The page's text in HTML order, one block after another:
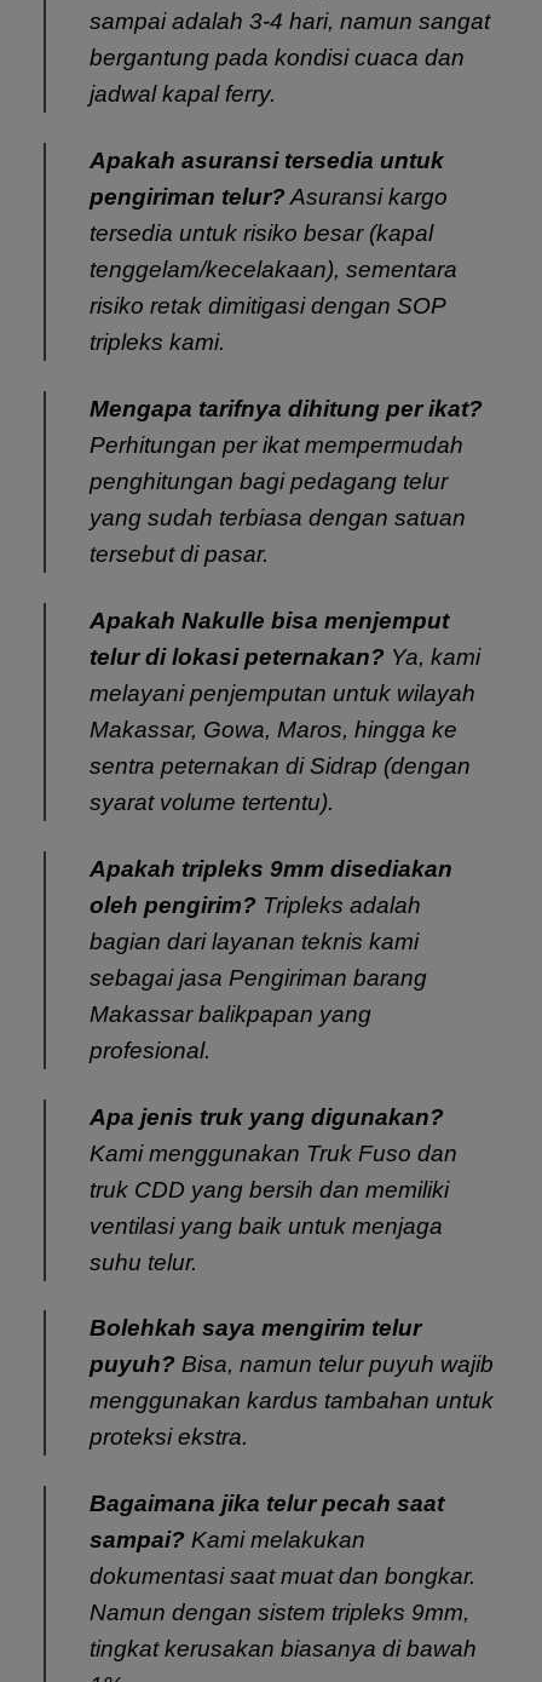
sampai adalah 3-4 hari, namun sangat
bergantung pada kondisi cuaca dan
jadwal kapal ferry.
Apakah asuransi tersedia untuk
pengiriman telur? Asuransi kargo
tersedia untuk risiko besar (kapal
tenggelam/kecelakaan), sementara
risiko retak dimitigasi dengan SOP
tripleks kami.
Mengapa tarifnya dihitung per ikat?
Perhitungan per ikat mempermudah
penghitungan bagi pedagang telur
yang sudah terbiasa dengan satuan
tersebut di pasar.
Apakah Nakulle bisa menjemput
telur di lokasi peternakan? Ya, kami
melayani penjemputan untuk wilayah
Makassar, Gowa, Maros, hingga ke
sentra peternakan di Sidrap (dengan
syarat volume tertentu).
Apakah tripleks 9mm disediakan
oleh pengirim? Tripleks adalah
bagian dari layanan teknis kami
sebagaijasa Pengiriman barang
Makassar balikpapan yang
profesional.
Apa jenis truk yang digunakan?
Kami menggunakan Truk Fuso dan
truk CDD yang bersih dan memiliki
ventilasi yang baik untuk menjaga
suhu telur.
Bolehkah saya mengirim telur
puyuh? Bisa, namun telur puyuh wajib
menggunakan kardus tambahan untuk
proteksi ekstra.
Bagaimana jika telur pecah saat
sampai? Kami melakukan
dokumentasi saat muat dan bongkar.
Namun dengan sistem tripleks 9mm,
tingkat kerusakan biasanya di bawah